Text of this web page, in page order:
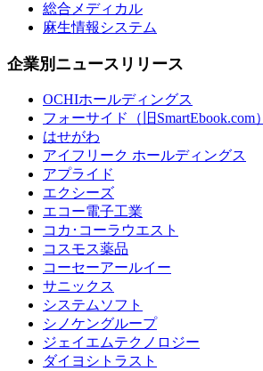
総合メディカル
麻生情報システム
企業別ニュースリリース
OCHIホールディングス
フォーサイド（旧SmartEbook.com）
はせがわ
アイフリーク ホールディングス
アプライド
エクシーズ
エコー電子工業
コカ･コーラウエスト
コスモス薬品
コーセーアールイー
サニックス
システムソフト
シノケングループ
ジェイエムテクノロジー
ダイヨシトラスト